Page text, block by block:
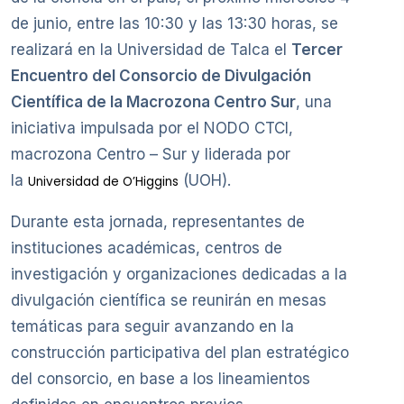
de junio, entre las 10:30 y las 13:30 horas, se
realizará en la Universidad de Talca el Tercer
Encuentro del Consorcio de Divulgación
Científica de la Macrozona Centro Sur, una
iniciativa impulsada por el NODO CTCI,
macrozona Centro – Sur y liderada por
la Universidad de O’Higgins (UOH).
Durante esta jornada, representantes de
instituciones académicas, centros de
investigación y organizaciones dedicadas a la
divulgación científica se reunirán en mesas
temáticas para seguir avanzando en la
construcción participativa del plan estratégico
del consorcio, en base a los lineamientos